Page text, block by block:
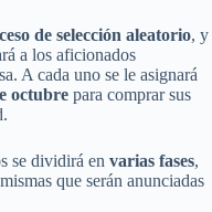
de selección aleatorio, y
a los aficionados
A cada uno se le asignará
octubre para comprar sus
se dividirá en varias fases,
que serán anunciadas